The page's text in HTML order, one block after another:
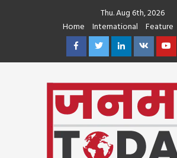
Thu. Aug 6th, 2026
Home
International Feature
FacebookTwitterLinkedin
VK